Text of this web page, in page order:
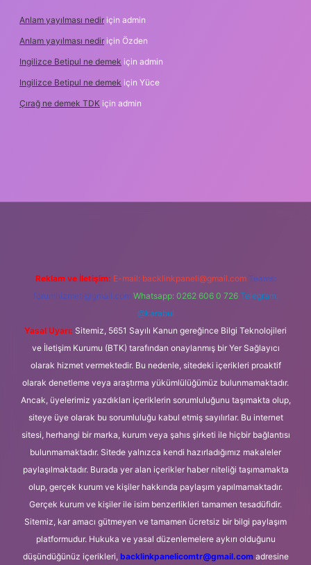
Anlam yayılması nedir için admin
Anlam yayılması nedir için Özden
Ingilizce Betipul ne demek için admin
Ingilizce Betipul ne demek için Yüce
Çırağ ne demek TDK için admin
Reklam ve İletişim: E-mail: backlinkpaneli@gmail.com Teams:
forumhizmeti@gmail.com Whatsapp: 0262 606 0 726 Telegram:
@karabul
Yasal Uyarı: Sitemiz, 5651 Sayılı Kanun gereğince Bilgi Teknolojileri
ve İletişim Kurumu (BTK) tarafından onaylanmış bir Yer Sağlayıcı
olarak hizmet vermektedir. Bu nedenle, sitedeki içerikleri proaktif
olarak denetleme veya araştırma yükümlülüğümüz bulunmamaktadır.
Ancak, üyelerimiz yazdıkları içeriklerin sorumluluğunu taşımakta olup,
siteye üye olarak bu sorumluluğu kabul etmiş sayılırlar. Bu internet
sitesi, herhangi bir marka, kurum veya şahıs şirketi ile hiçbir bağlantısı
bulunmamaktadır. Sitede yalnızca kendi hazırladığımız makaleler
paylaşılmaktadır. Burada yer alan içerikler haber niteliği taşımamakta
olup, gerçek kurum ve kişiler hakkında paylaşım yapılmamaktadır.
Gerçek kurum ve kişiler ile isim benzerlikleri tamamen tesadüfidir.
Sitemiz, kar amacı gütmeyen ve tamamen ücretsiz bir bilgi paylaşım
platformudur. Hukuka ve yasal düzenlemelere aykırı olduğunu
düşündüğünüz içerikleri, backlinkpanelicomtr@gmail.comadresine